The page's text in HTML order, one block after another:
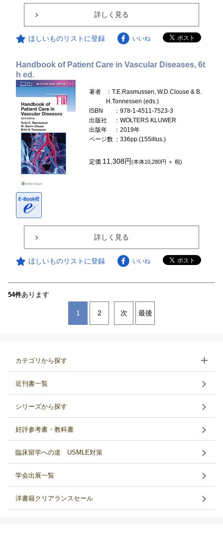
詳しく見る
ほしいものリストに登録 いいね
Handbook of Patient Care in Vascular Diseases, 6t
h ed.
著者
：T.E.Rasmussen, W.D.Clouse & B.
H.Tonnessen (eds.)
ISBN
：978-1-4511-7523-3
出版社
：WOLTERS KLUWER
出版年
：2019年
ページ数 ：336pp.(155illus.)
定価 11,308円(本体10,280円 ＋ 税)
詳しく見る
ほしいものリストに登録 いいね
54件あります
1 2 次 最後
カテゴリから探す
近刊書一覧
シリーズから探す
好評参考書・教科書
臨床留学への道 USMLE対策
学会出展一覧
洋書籍クリアランスセール